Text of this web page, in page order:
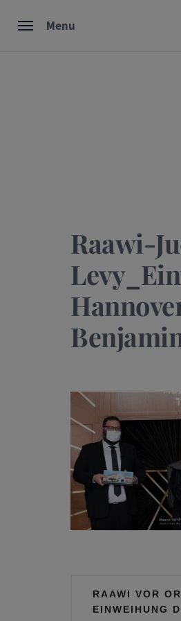
Menu
Raawi-
RAAWI VOR
EINWEIHUNG